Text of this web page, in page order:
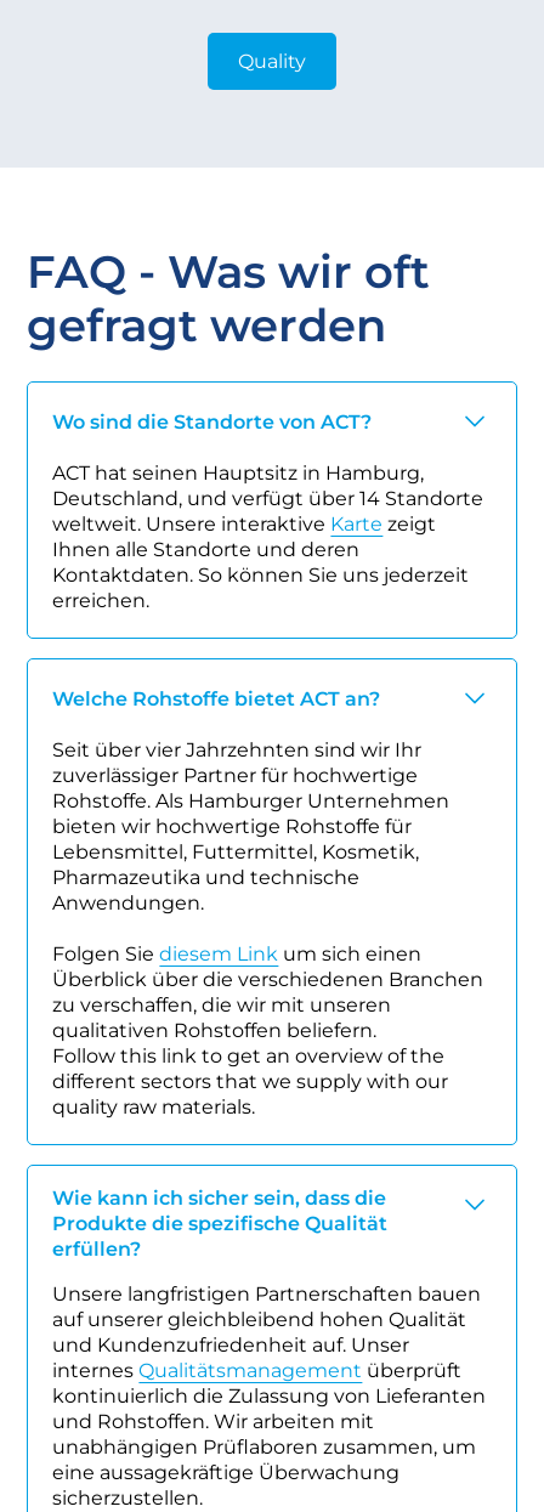
Quality
FAQ - Was wir oft
gefragt werden
Wo sind die Standorte von ACT?
ACT hat seinen Hauptsitz in Hamburg,
Deutschland, und verfügt über 14 Standorte
weltweit. Unsere interaktive Karte zeigt
Ihnen alle Standorte und deren
Kontaktdaten. So können Sie uns jederzeit
erreichen.
Welche Rohstoffe bietet ACT an?
Seit über vier Jahrzehnten sind wir Ihr
zuverlässiger Partner für hochwertige
Rohstoffe. Als Hamburger Unternehmen
bieten wir hochwertige Rohstoffe für
Lebensmittel, Futtermittel, Kosmetik,
Pharmazeutika und technische
Anwendungen.
Folgen Siediesem Link um sich einen
Überblick über die verschiedenen Branchen
zu verschaffen, die wir mit unseren
qualitativen Rohstoffen beliefern.
Follow this link to get an overview of the
different sectors that we supply with our
quality raw materials.
Wie kann ich sicher sein, dass die
Produkte die spezifische Qualität
erfüllen?
Unsere langfristigen Partnerschaften bauen
auf unserer gleichbleibend hohen Qualität
und Kundenzufriedenheit auf. Unser
internesQualitätsmanagement überprüft
kontinuierlich die Zulassung von Lieferanten
und Rohstoffen. Wir arbeiten mit
unabhängigen Prüflaboren zusammen, um
eine aussagekräftige Überwachung
sicherzustellen.